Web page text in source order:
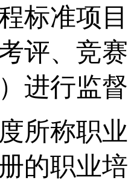
标准项
考评、竞
进行监
所称职
的职业